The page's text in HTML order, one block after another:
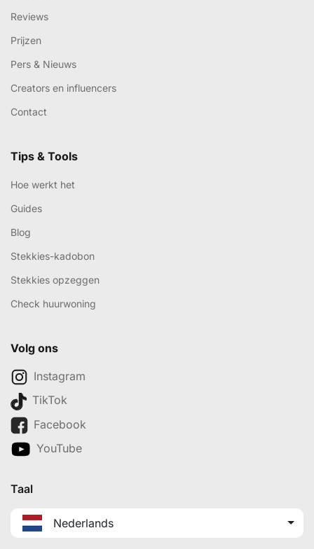
Reviews
Prijzen
Pers & Nieuws
Creators en influencers
Contact
Tips & Tools
Hoe werkt het
Guides
Blog
Stekkies-kadobon
Stekkies opzeggen
Check huurwoning
Volg ons
Instagram
TikTok
Facebook
YouTube
Taal
Nederlands